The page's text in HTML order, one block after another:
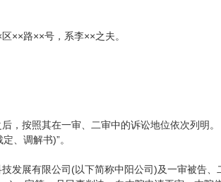
××路××号，系李××之夫。
，按照其在一审、二审中的诉讼地位依次列明。
、调解书)”。
发展有限公司(以下简称中阳公司)及一审被告、